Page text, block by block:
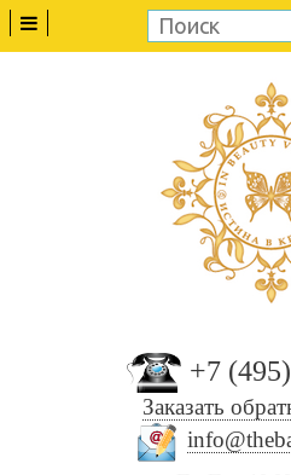
+7
Заказать